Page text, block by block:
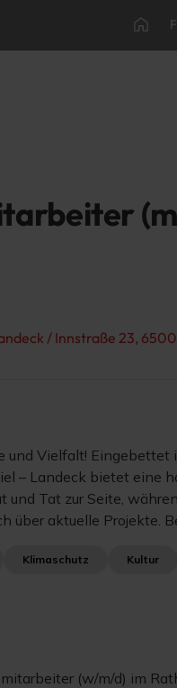
/ Innstraße 23,
und Vielfalt!
– Landeck bietet eine
und Tat zur Seite,
über aktuelle Projekte.
Klimaschutz Kultur
(w/m/d) im